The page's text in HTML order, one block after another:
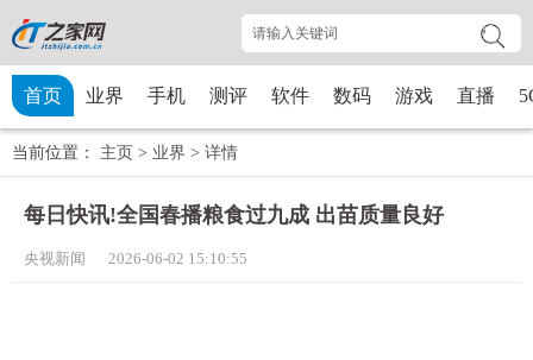
首页 业界 手机 测评 软件 数码 游戏 直播
当前位置： 主页 > 业界 > 详情
每日快讯!全国春播粮食过九成 出苗质量良好
央视新闻 2026-06-02 15:10:55